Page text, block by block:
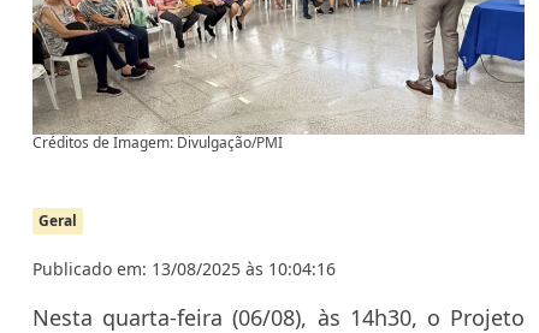
Créditos de Imagem: Divulgação/PMI
Geral
Publicado em: 13/08/2025 às 10:04:16
Nesta quarta-feira (06/08), às 14h30, o Projeto